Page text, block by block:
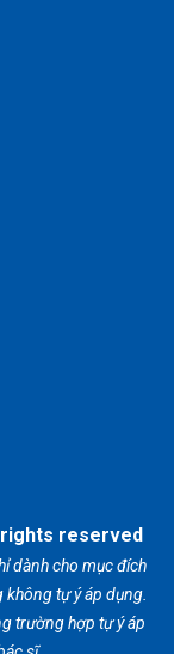
reserved
dành cho mục đích
không tự ý áp dụng.
trường hợp tự ý áp